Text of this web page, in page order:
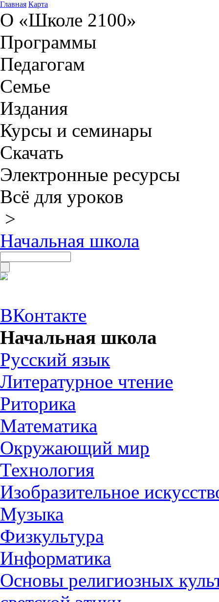
Главная Карта
О «Школе 2100»
Программы
Педагогам
Семье
Издания
Курсы и семинары
Скачать
Электронные ресурсы
Всё для уроков
>
Начальная школа
ВКонтакте
Начальная школа
Русский язык
Литературное чтение
Риторика
Математика
Окружающий мир
Технология
Изобразительное
Музыка
Физкультура
Информатика
Основы религиозных